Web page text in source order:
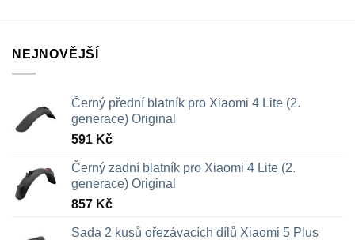
NEJNOVĚJŠÍ
Černý přední blatník pro Xiaomi 4 Lite (2.
generace) Original
591 Kč
Černý zadní blatník pro Xiaomi 4 Lite (2.
generace) Original
857 Kč
Sada 2 kusů ořezávacích dílů Xiaomi 5 Plus